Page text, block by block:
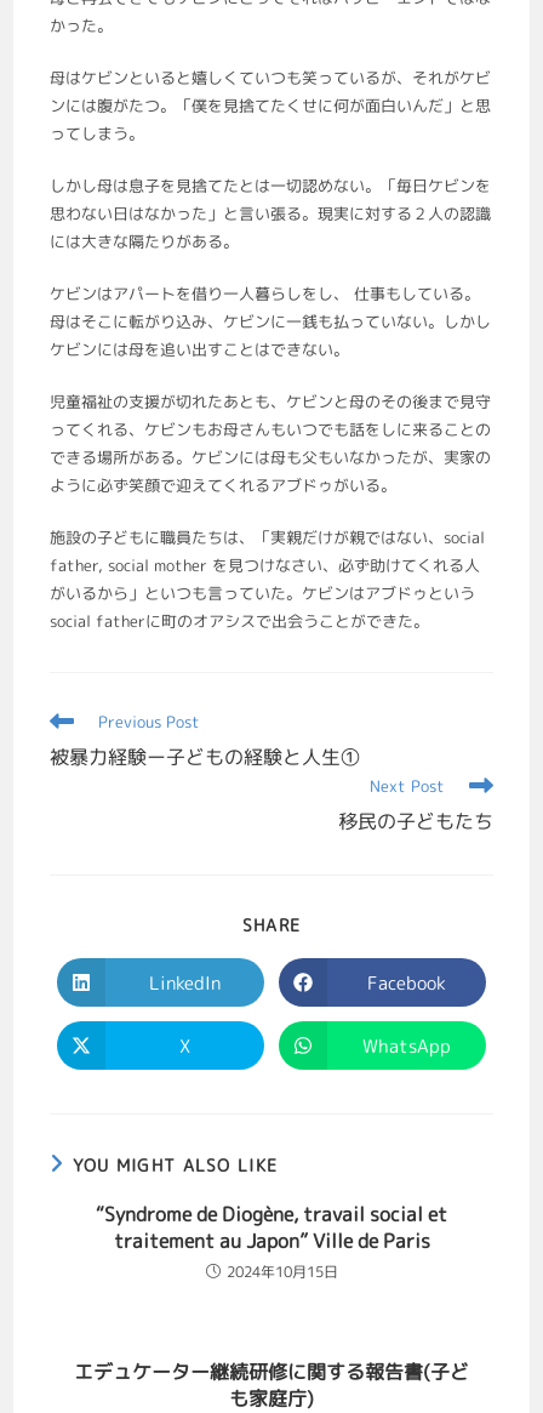
かった。
母はケビンといると嬉しくていつも笑っているが、それがケビ
ンには腹がたつ。「僕を見捨てたくせに何が面白いんだ」と思
ってしまう。
しかし母は息子を見捨てたとは一切認めない。「毎日ケビンを
思わない日はなかった」と言い張る。現実に対する２人の認識
には大きな隔たりがある。
ケビンはアパートを借り一人暮らしをし、 仕事もしている。
母はそこに転がり込み、ケビンに一銭も払っていない。しかし
ケビンには母を追い出すことはできない。
児童福祉の支援が切れたあとも、ケビンと母のその後まで見守
ってくれる、ケビンもお母さんもいつでも話をしに来ることの
できる場所がある。ケビンには母も父もいなかったが、実家の
ように必ず笑顔で迎えてくれるアブドゥがいる。
施設の子どもに職員たちは、「実親だけが親ではない、social
father, social mother を見つけなさい、必ず助けてくれる人
がいるから」といつも言っていた。ケビンはアブドゥという
social fatherに町のオアシスで出会うことができた。
Previous Post
被暴力経験ー子どもの経験と人生①
Next Post
移民の子どもたち
SHARE
LinkedIn Facebook
X WhatsApp
YOU MIGHT ALSO LIKE
“Syndrome de Diogène, travail social et
traitement au Japon” Ville de Paris
2024年10月15日
エデュケーター継続研修に関する報告書(子ど
も家庭庁)